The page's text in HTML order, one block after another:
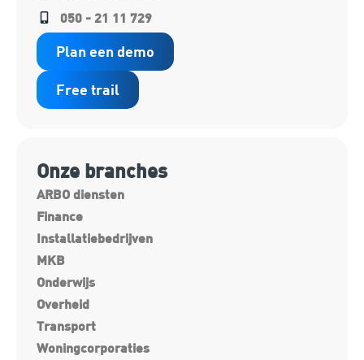
050 - 21 11 729
Plan een demo
Free trail
Onze branches
ARBO diensten
Finance
Installatiebedrijven
MKB
Onderwijs
Overheid
Transport
Woningcorporaties